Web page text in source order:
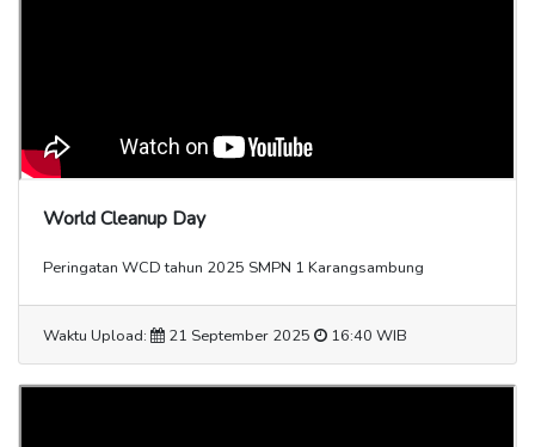
World Cleanup Day
Peringatan WCD tahun 2025 SMPN 1 Karangsambung
Waktu Upload: 21 September 2025 16:40 WIB